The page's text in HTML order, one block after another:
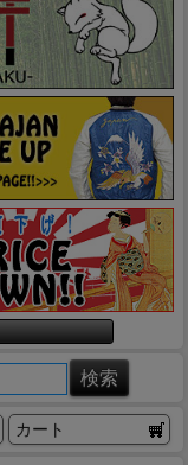
カート